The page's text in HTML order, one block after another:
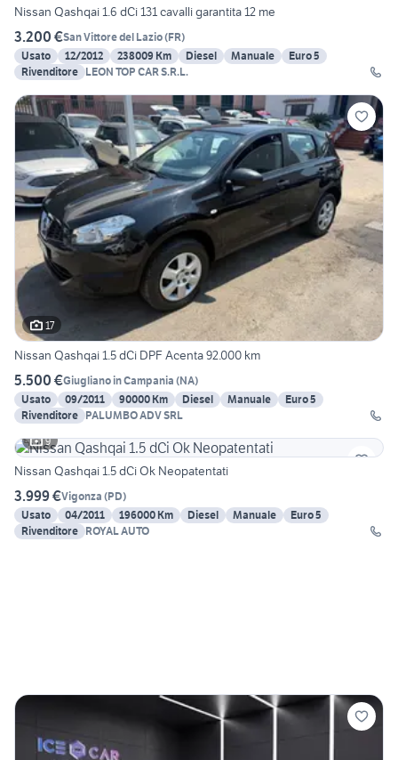
Nissan Qashqai 1.6 dCi 131 cavalli garantita 12 me
3.200 €San Vittore del Lazio(FR)
Usato
12/2012 238009 Km Diesel Manuale
Euro 5
Rivenditore LEON TOP CAR S.R.L.
17
Nissan Qashqai 1.5 dCi DPF Acenta 92.000 km
5.500 €Giugliano in Campania (NA)
Usato
09/2011 90000 Km Diesel Manuale
Euro 5
Rivenditore PALUMBO ADV SRL
9
Nissan Qashqai 1.5 dCi Ok Neopatentati
3.999 €Vigonza (PD)
Usato
04/2011 196000 Km Diesel Manuale
Euro 5
Rivenditore ROYAL AUTO